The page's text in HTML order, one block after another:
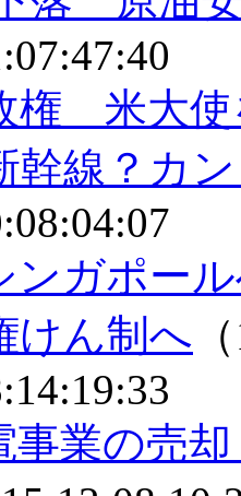
権 米大
幹線？カ
ンガポー
けん制へ
事業の